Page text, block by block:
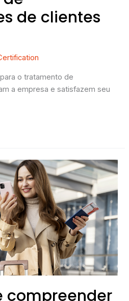
de clientes
o tratamento de
a empresa e satisfazem seu
compreender